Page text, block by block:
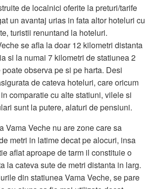
de localnici oferite la preturi/tarife
un avantaj urias in fata altor hoteluri cu
turistii renuntand la hoteluri.
se afla la doar 12 kilometri distanta
si la numai 7 kilometri de statiunea 2
observa pe si pe harta. Desi
de cateva hoteluri, care oricum
comparatie cu alte statiuni, vilele si
sunt la putere, alaturi de pensiuni.
Vama Veche nu are zone care sa
metri in latime decat pe alocuri, insa
aflat aproape de tarm il constituie o
la cateva sute de metri distanta in larg.
din statiunea Vama Veche, se pare